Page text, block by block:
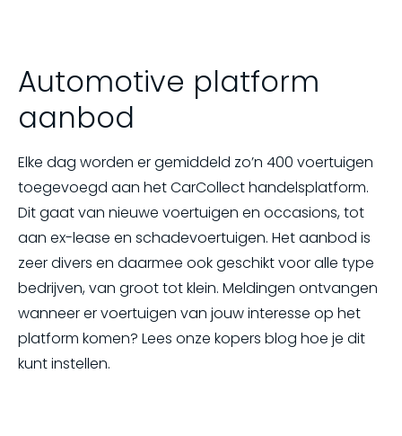
Automotive platform
aanbod
Elke dag worden er gemiddeld zo’n 400 voertuigen
toegevoegd aan het CarCollect handelsplatform.
Dit gaat van nieuwe voertuigen en occasions, tot
aan ex-lease en schadevoertuigen. Het aanbod is
zeer divers en daarmee ook geschikt voor alle type
bedrijven, van groot tot klein. Meldingen ontvangen
wanneer er voertuigen van jouw interesse op het
platform komen? Lees onze kopers blog hoe je dit
kunt instellen.